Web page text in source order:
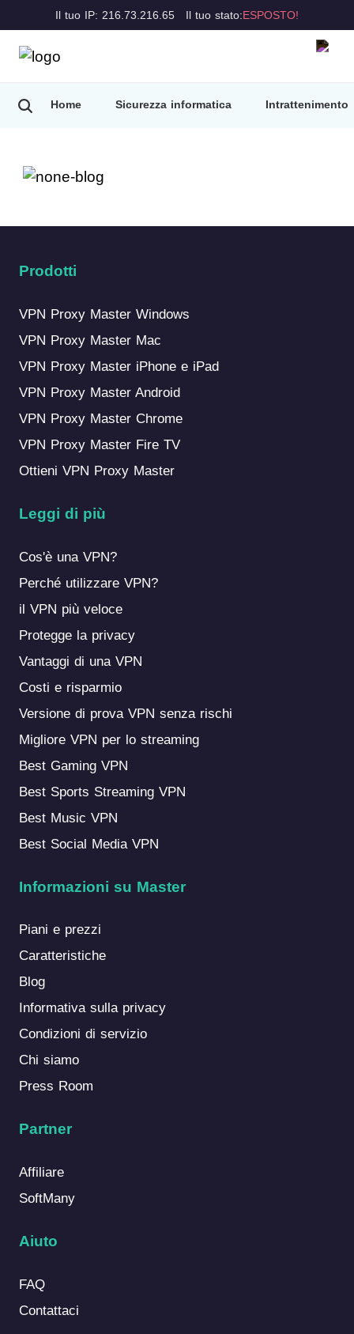
Il tuo IP: 216.73.216.65 Il tuo stato:ESPOSTO!
Home Sicurezza informatica Intrattenimento
Prodotti
VPN Proxy Master Windows
VPN Proxy Master Mac
VPN Proxy Master iPhone e iPad
VPN Proxy Master Android
VPN Proxy Master Chrome
VPN Proxy Master Fire TV
Ottieni VPN Proxy Master
Leggi di più
Cos'è una VPN?
Perché utilizzare VPN?
il VPN più veloce
Protegge la privacy
Vantaggi di una VPN
Costi e risparmio
Versione di prova VPN senza rischi
Migliore VPN per lo streaming
Best Gaming VPN
Best Sports Streaming VPN
Best Music VPN
Best Social Media VPN
Informazioni su Master
Piani e prezzi
Caratteristiche
Blog
Informativa sulla privacy
Condizioni di servizio
Chi siamo
Press Room
Partner
Affiliare
SoftMany
Aiuto
FAQ
Contattaci